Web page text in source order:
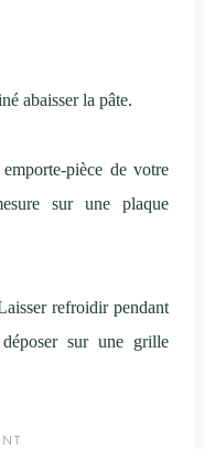
abaisser la pâte.
pièce de votre
sur une plaque
refroidir pendant
sur une grille